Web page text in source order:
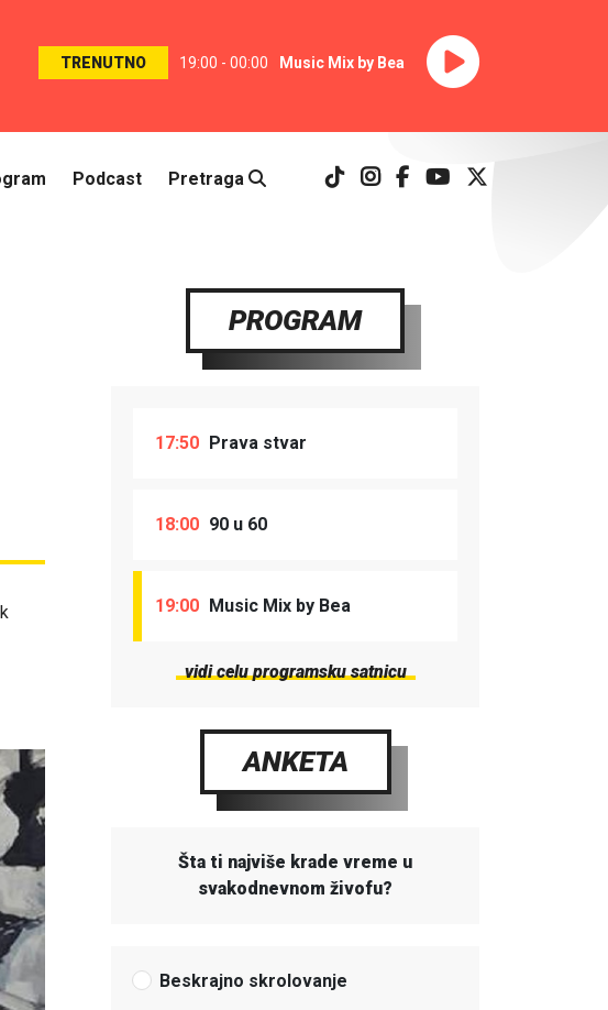
TRENUTNO 19:00 - 00:00 Music Mix by Bea
Podcast Pretraga
PROGRAM
17:50 Prava stvar
18:00 90 u 60
19:00 Music Mix by Bea
vidi celu programsku satnicu
ANKETA
Šta ti najviše krade vreme u
svakodnevnom živofu?
Beskrajno skrolovanje